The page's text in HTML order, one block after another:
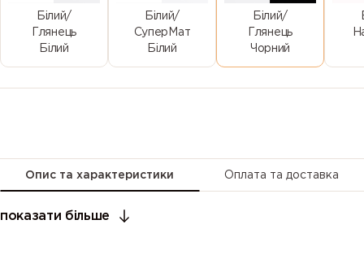
Білий/
Глянець
Білий
Білий/
СуперМат
Білий
Білий/
Глянець
Чорний
Опис та характеристики Оплата та доставка
показати більше